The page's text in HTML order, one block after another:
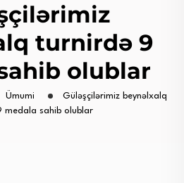
turnirdə 9
olublar
Ümumi
Güləşçilərimiz beynəlxalq
medala sahib olublar